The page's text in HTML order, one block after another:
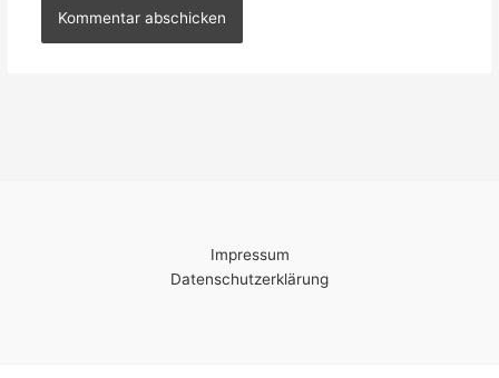
Impressum
Datenschutzerklärung